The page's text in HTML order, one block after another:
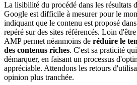
La lisibilité du procédé dans les résultats
Google est difficile à mesurer pour le
indiquant que le contenu est proposé
repéré sur des sites référencés. Loin
AMP permet néanmoins de réduire le
des contenus riches. C'est sa praticité
démarquer, en faisant un processus
appréciable. Attendons les retours
opinion plus tranchée.